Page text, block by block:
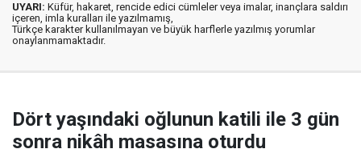
UYARI: Küfür, hakaret, rencide edici cümleler veya imalar, inançlara saldırı
içeren, imla kuralları ile yazılmamış,
Türkçe karakter kullanılmayan ve büyük harflerle yazılmış yorumlar
onaylanmamaktadır.
Dört yaşındaki oğlunun katili ile 3 gün
sonra nikâh masasına oturdu